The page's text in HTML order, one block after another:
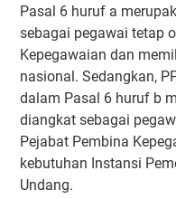
Pasal 6 huruf a
sebagai pegawai tetap
Kepegawaian dan
nasional. Sedangkan,
dalam Pasal 6 huruf b
diangkat sebagai
Pejabat Pembina
kebutuhan Instansi
Undang.